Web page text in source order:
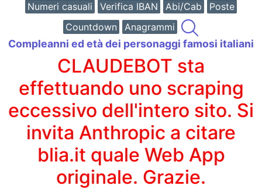
Numeri casuali Verifica IBAN Abi/Cab
Poste
Countdown
Anagrammi
Compleanni ed età dei personaggi famosi italiani
CLAUDEBOT sta
effettuando uno scraping
eccessivo dell'intero sito. Si
invita Anthropic a citare
blia.it quale Web App
originale. Grazie.